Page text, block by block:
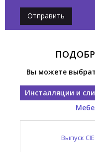
Отправить
Вы можете
Инсталляции и
Выпуск
Раковина
Столешница